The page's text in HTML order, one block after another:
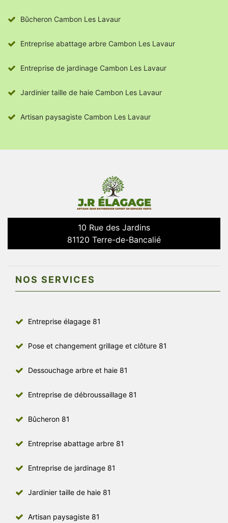
Bûcheron Cambon Les Lavaur
Entreprise abattage arbre Cambon Les Lavaur
Entreprise de jardinage Cambon Les Lavaur
Jardinier taille de haie Cambon Les Lavaur
Artisan paysagiste Cambon Les Lavaur
10 Rue des Jardins
81120 Terre-de-Bancalié
NOS SERVICES
Entreprise élagage 81
Pose et changement grillage et clôture 81
Dessouchage arbre et haie 81
Entreprise de débroussaillage 81
Bûcheron 81
Entreprise abattage arbre 81
Entreprise de jardinage 81
Jardinier taille de haie 81
Artisan paysagiste 81